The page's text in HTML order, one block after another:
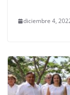
diciembre 4,